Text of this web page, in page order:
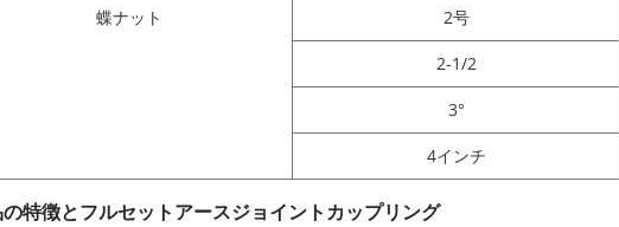
蝶ナット 2号
2-1/2
3°
4インチ
特徴とフルセットアースジョイントカップリング